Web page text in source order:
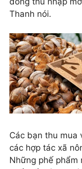
Thanh nói.
Các bạn thu mua
các hợp tác xã
Những phế phẩm